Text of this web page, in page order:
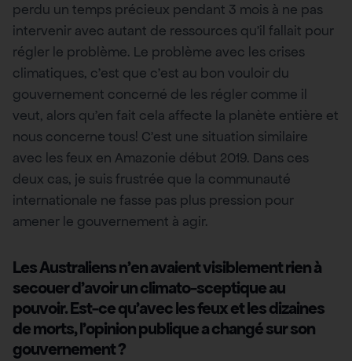
perdu un temps précieux pendant 3 mois à ne pas
intervenir avec autant de ressources qu’il fallait pour
régler le problème. Le problème avec les crises
climatiques, c’est que c’est au bon vouloir du
gouvernement concerné de les régler comme il
veut, alors qu’en fait cela affecte la planète entière et
nous concerne tous! C’est une situation similaire
avec les feux en Amazonie début 2019. Dans ces
deux cas, je suis frustrée que la communauté
internationale ne fasse pas plus pression pour
amener le gouvernement à agir.
Les Australiens n’en avaient visiblement rien à
secouer d’avoir un climato-sceptique au
pouvoir. Est-ce qu’avec les feux et les dizaines
de morts, l’opinion publique a changé sur son
gouvernement ?